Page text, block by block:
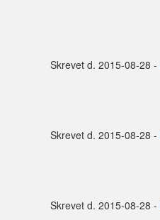
Skrevet d. 2015-08-28 -
Skrevet d. 2015-08-28 -
Skrevet d. 2015-08-28 -